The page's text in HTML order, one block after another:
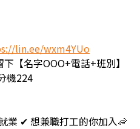
lin.ee/wxm4YUo
【名字OOO+電話+班別】
機224
業 ✔ 想兼職打工的你加入🦐